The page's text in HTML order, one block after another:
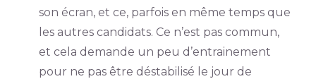
son écran, et ce, parfois en même temps que
les autres candidats. Ce n’est pas commun,
et cela demande un peu d’entrainement
pour ne pas être déstabilisé le jour de